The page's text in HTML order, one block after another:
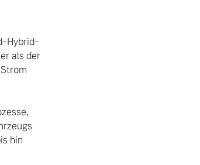
Hybrid-
als der
hin